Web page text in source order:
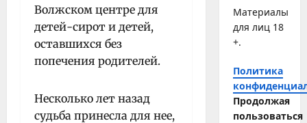
Волжском центре для
детей-сирот и детей,
оставшихся без
попечения родителей.
Несколько лет назад
судьба принесла для нее,
Материалы
для лиц 18
+.
Политика
Продолжая
пользоваться